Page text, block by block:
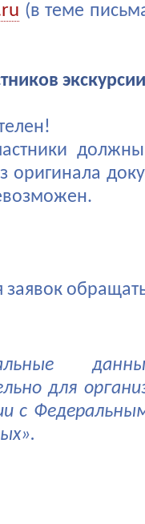
(в теме
экскурсии
оригинала
для
с